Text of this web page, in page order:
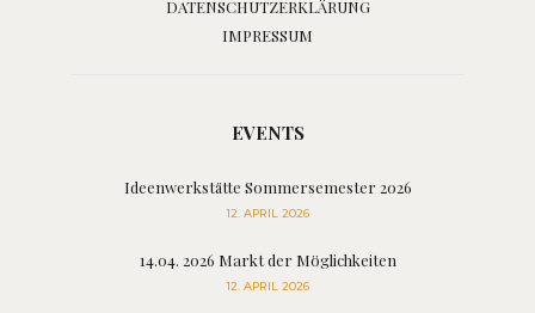
DATENSCHUTZERKLÄRUNG
IMPRESSUM
EVENTS
Ideenwerkstätte Sommersemester 2026
12. APRIL 2026
14.04. 2026 Markt der Möglichkeiten
12. APRIL 2026